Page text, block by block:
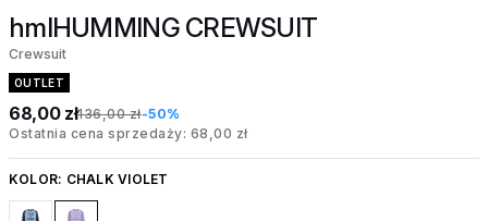
hmlHUMMING CREWSUIT
Crewsuit
OUTLET
68,00 zł136,00 zł-50%
Ostatnia cena sprzedaży: 68,00 zł
KOLOR: CHALK VIOLET